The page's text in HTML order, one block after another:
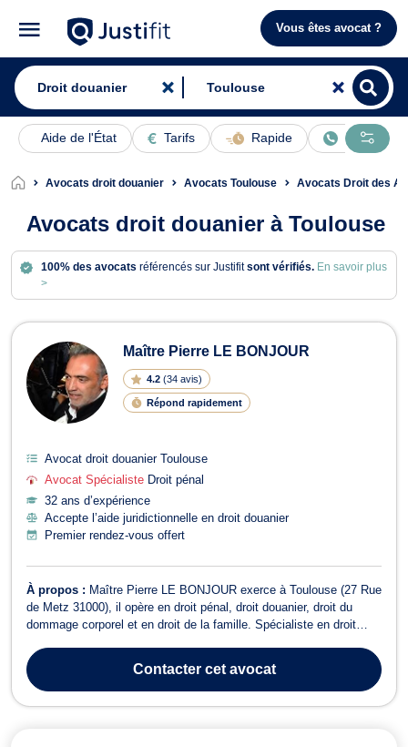
Vous êtes avocat ?
Aide de l'État Tarifs Rapide En ligne
Avocats droit douanier Avocats Toulouse Avocats Droit des
Avocats droit douanier à Toulouse
100% des avocats référencés sur Justifitsont vérifiés. En savoir plus
>
Avocats en droit douanier à
Maître Pierre LE BONJOUR
4.2 (34 avis)
Répond rapidement
Avocat droit douanier Toulouse
Avocat Spécialiste Droit pénal
32 ans d’expérience
Accepte l’aide juridictionnelle en droit douanier
Premier rendez-vous offert
À propos : Maître Pierre LE BONJOUR exerce à Toulouse (27 Rue
de Metz 31000), il opère en droit pénal, droit douanier, droit du
dommage corporel et en droit de la famille. Spécialiste en droit
soyez victime pour un dépôt de plainte, auteur ou prévenu et ce,
en cas de comparu...Contactercet avocat